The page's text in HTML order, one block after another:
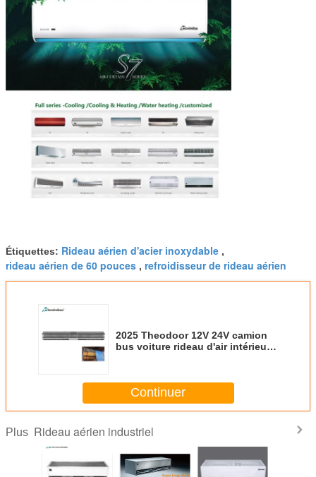
Étiquettes: Rideau aérien d'acier inoxydable ,
rideau aérien de 60 pouces , refroidisseur de rideau aérien
2025 Theodoor 12V 24V camion
bus voiture rideau d'air intérieur
Continuer
Plus Rideau aérien industriel